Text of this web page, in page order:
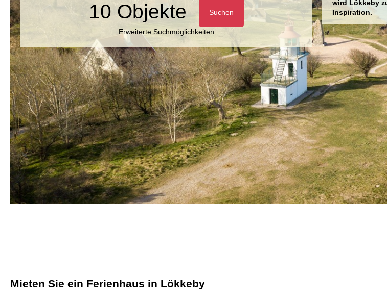
wird Lökkeby
Inspiration.
10 Objekte Suchen
Erweiterte Suchmöglichkeiten
Mieten Sie ein Ferienhaus in Lökkeby